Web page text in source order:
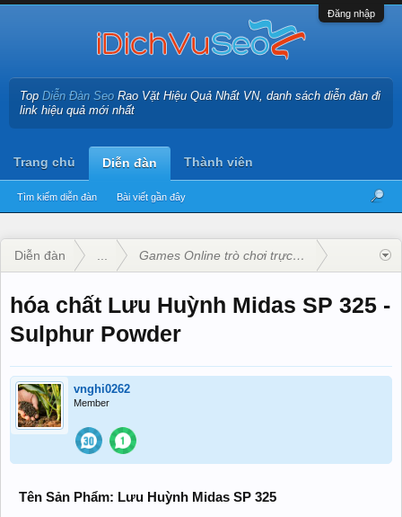
Đăng nhập
Top Diễn Đàn SeoRao Vặt Hiệu Quả Nhất VN, danh sách diễn đàn đi
link hiệu quả mới nhất
Trang chủ Diễn đàn
Tìm kiếm diễn đàn Bài viết gần đây
Thành viên
Diễn đàn Games Online trò chơi trực tuyến - Diễn Đàn
hóa chất Lưu Huỳnh Midas SP 325 -
Sulphur Powder
vnghi0262
Member
Tên Sản Phẩm: Lưu Huỳnh Midas SP 325